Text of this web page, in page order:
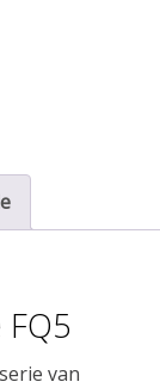
van